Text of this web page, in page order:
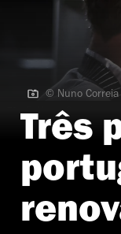
© Nuno Correia
© Nuno Correia
Três